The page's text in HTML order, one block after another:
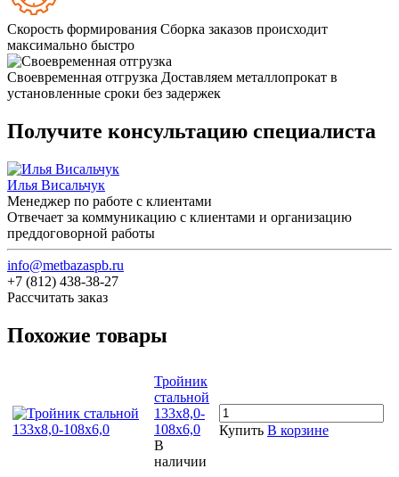
Скорость формирования Сборка заказов происходит
максимально быстро
Своевременная отгрузка Доставляем металлопрокат в
установленные сроки без задержек
Получите консультацию специалиста
Илья Висальчук
Менеджер по работе с клиентами
Отвечает за коммуникацию с клиентами и организацию
преддоговорной работы
info@metbazaspb.ru
+7 (812) 438-38-27
Рассчитать заказ
Похожие товары
Тройник
стальной
133х8,0-
108х6,0
В
наличии
Купить В корзине